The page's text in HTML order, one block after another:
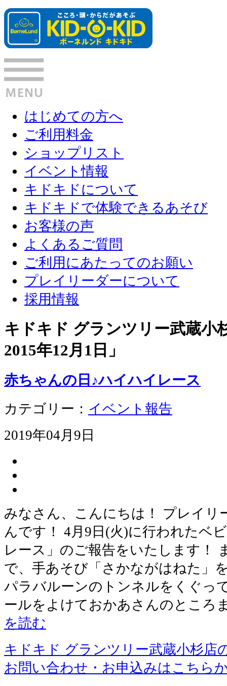
はじめての方へ
ご利用料金
ショップリスト
イベント情報
キドキドについて
キドキドで体験できるあそび
お客様の声
よくあるご質問
ご利用にあたってのお願い
プレイリーダーについて
採用情報
キドキド グランツリー武蔵
2015年12月1日 」
赤ちゃんの日♪ハイハイレース
カテゴリー： イベント報告
2019年04月9日
みなさん、こんにちは！ プレイリ
んです！ 4月9日(火)に行われたベ
レース」のご報告をいたします！
で、手あそび「さかながはねた」
パラバルーンのトンネルをくぐっ
ールをよけておかあさんのところ
を読む
キドキド グランツリー武蔵小杉店
お問い合わせ・お申込みはこちら